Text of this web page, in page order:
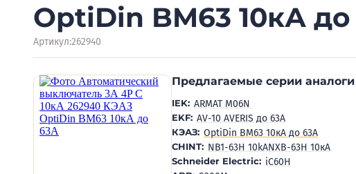
OptiDin BM63 10кА
Артикул:262940
Предлагаемые серии аналоги
IEK: ARMAT M06N
EKF: AV-10 AVERIS до 63А
КЭАЗ: OptiDin BM63 10кА до 63А
CHINT: NB1-63H 10kANXB-63H 10кА
Schneider Electric: iC60H